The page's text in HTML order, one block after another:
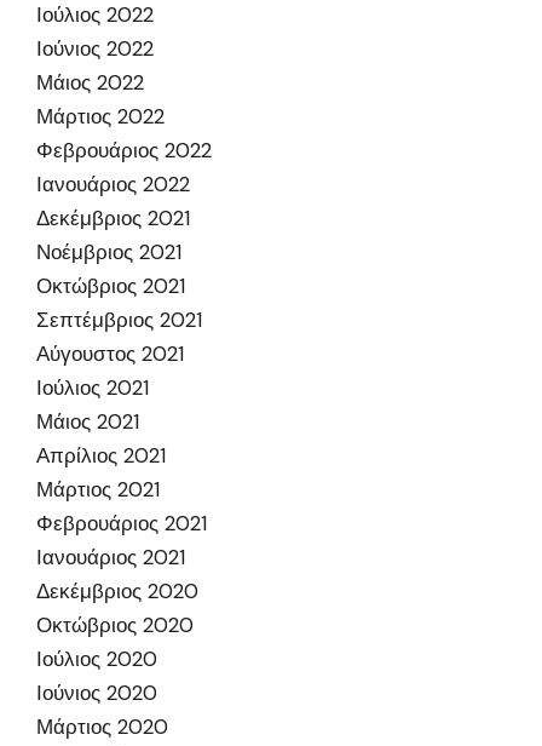
Ιούλιος 2022
Ιούνιος 2022
Μάιος 2022
Μάρτιος 2022
Φεβρουάριος 2022
Ιανουάριος 2022
Δεκέμβριος 2021
Νοέμβριος 2021
Οκτώβριος 2021
Σεπτέμβριος 2021
Αύγουστος 2021
Ιούλιος 2021
Μάιος 2021
Απρίλιος 2021
Μάρτιος 2021
Φεβρουάριος 2021
Ιανουάριος 2021
Δεκέμβριος 2020
Οκτώβριος 2020
Ιούλιος 2020
Ιούνιος 2020
Μάρτιος 2020